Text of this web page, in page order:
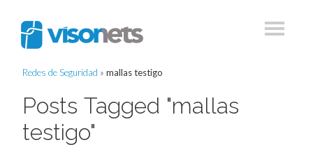
Redes de Seguridad » mallas testigo
Posts Tagged "mallas
testigo"